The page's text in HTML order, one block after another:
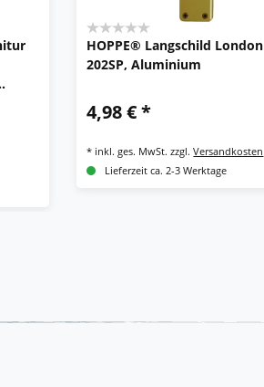
HOPPE® Langschild London
202SP, Aluminium
4,98 € *
* inkl. ges. MwSt. zzgl.Versandkosten
Lieferzeit ca. 2-3 Werktage